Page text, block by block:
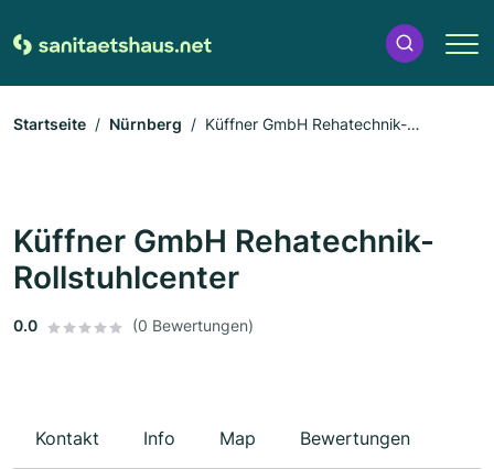
Startseite Nürnberg
Küffner GmbH Rehatechnik-
Küffner GmbH Rehatechnik-
Rollstuhlcenter
0.0 (0 Bewertungen)
Kontakt Info Map Bewertungen